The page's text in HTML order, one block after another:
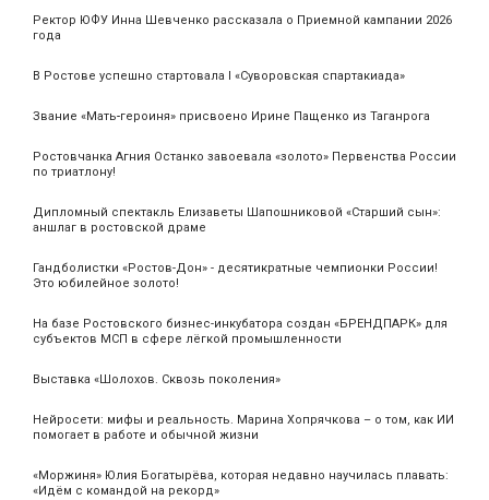
Ректор ЮФУ Инна Шевченко рассказала о Приемной кампании 2026
года
В Ростове успешно стартовала I «Суворовская спартакиада»
Звание «Мать‑героиня» присвоено Ирине Пащенко из Таганрога
Ростовчанка Агния Останко завоевала «золото» Первенства России
по триатлону!
Дипломный спектакль Елизаветы Шапошниковой «Старший сын»:
аншлаг в ростовской драме
Гандболистки «Ростов-Дон» - десятикратные чемпионки России!
Это юбилейное золото!
На базе Ростовского бизнес-инкубатора создан «БРЕНДПАРК» для
субъектов МСП в сфере лёгкой промышленности
Выставка «Шолохов. Сквозь поколения»
Нейросети: мифы и реальность. Марина Хопрячкова – о том, как ИИ
помогает в работе и обычной жизни
«Моржиня» Юлия Богатырёва, которая недавно научилась плавать:
«Идём с командой на рекорд»